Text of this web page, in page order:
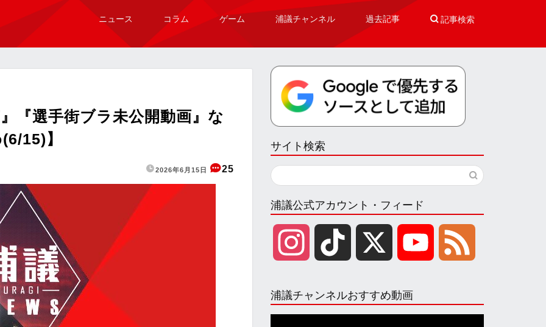
ニュース コラム ゲーム 浦議チャンネル 過去記事  記事検索
『選手街ブラ未公開動画』な
15)】
2026年6月15日 25
サイト検索
浦議公式アカウント・フィード
s k u e
浦議チャンネルおすすめ動画